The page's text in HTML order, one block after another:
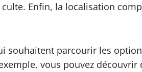
culte. Enfin, la localisation
souhaitent parcourir les
vous pouvez